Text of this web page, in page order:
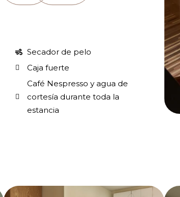
Secador de pelo
Caja fuerte
Café Nespresso y agua de
cortesía durante toda la
estancia